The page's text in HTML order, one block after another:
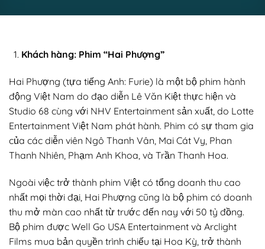
Khách hàng: Phim “Hai Phượng”
Hai Phượng (tựa tiếng Anh: Furie) là một bộ phim hành
động Việt Nam do đạo diễn Lê Văn Kiệt thực hiện và
Studio 68 cùng với NHV Entertainment sản xuất, do Lotte
Entertainment Việt Nam phát hành. Phim có sự tham gia
của các diễn viên Ngô Thanh Vân, Mai Cát Vy, Phan
Thanh Nhiên, Phạm Anh Khoa, và Trần Thanh Hoa.
Ngoài việc trở thành phim Việt có tổng doanh thu cao
nhất mọi thời đại, Hai Phượng cũng là bộ phim có doanh
thu mở màn cao nhất từ trước đến nay với 50 tỷ đồng.
Bộ phim được Well Go USA Entertainment và Arclight
Films mua bản quyền trình chiếu tại Hoa Kỳ, trở thành